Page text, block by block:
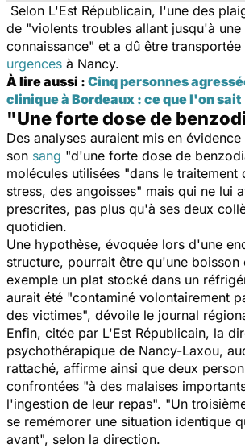
Selon L'Est Républicain, l'une des
de "violents troubles allant jusqu'à
connaissance" et a dû être transportée
urgences à Nancy.
À lire aussi : Cinq personnes
clinique à Bordeaux : ce que l'on sait
"Une forte dose de
Des analyses auraient mis en
son sang "d'une forte dose de
molécules utilisées "dans le traitement
stress, des angoisses" mais qui ne lui
prescrites, pas plus qu'à ses deux
quotidien.
Une hypothèse, évoquée lors d'une
structure, pourrait être qu'une boisson
exemple un plat stocké dans un
aurait été "contaminé volontairement
des victimes", dévoile le journal
Enfin, citée par L'Est Républicain, la
psychothérapique de Nancy-Laxou,
rattaché, affirme ainsi que deux
confrontées "à des malaises
l'ingestion de leur repas". "Un
se remémorer une situation identique
avant", selon la direction.